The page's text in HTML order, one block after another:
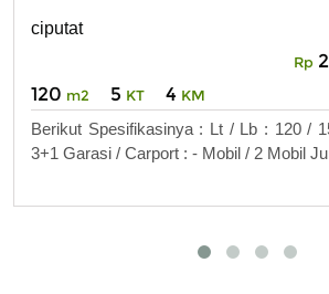
ciputat
Rp
120 m2 5 KT 4 KM
Berikut Spesifikasinya : Lt / Lb : 120 /
3+1 Garasi / Carport : - Mobil / 2 Mobil